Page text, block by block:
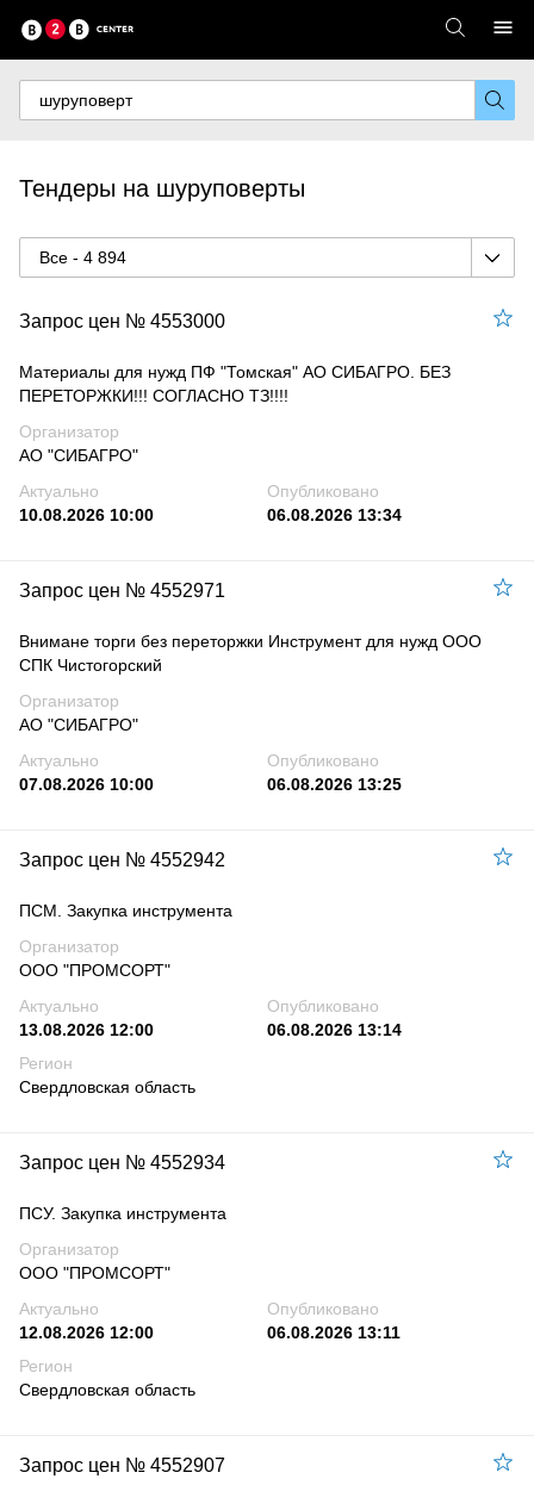
Тендеры на шуруповерты
Все - 4 894
Запрос цен № 4553000
Материалы для нужд ПФ "Томская" АО СИБАГРО. БЕЗ
ПЕРЕТОРЖКИ!!! СОГЛАСНО ТЗ!!!!
Организатор
АО "СИБАГРО"
Актуально
10.08.2026 10:00
Опубликовано
06.08.2026 13:34
Запрос цен № 4552971
Внимане торги без переторжки Инструмент для нужд ООО
СПК Чистогорский
Организатор
АО "СИБАГРО"
Актуально
07.08.2026 10:00
Опубликовано
06.08.2026 13:25
Запрос цен № 4552942
ПСМ. Закупка инструмента
Организатор
ООО "ПРОМСОРТ"
Актуально
13.08.2026 12:00
Опубликовано
06.08.2026 13:14
Регион
Свердловская область
Запрос цен № 4552934
ПСУ. Закупка инструмента
Организатор
ООО "ПРОМСОРТ"
Актуально
12.08.2026 12:00
Опубликовано
06.08.2026 13:11
Регион
Свердловская область
Запрос цен № 4552907